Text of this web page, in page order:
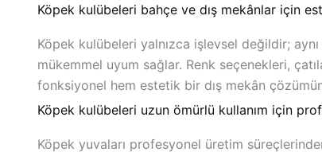
Köpek kulübeleri bahçe ve dış mekânlar için
Köpek kulübeleri yalnızca işlevsel değildir;
mükemmel uyum sağlar. Renk seçenekleri,
fonksiyonel hem estetik bir dış mekân
Köpek kulübeleri uzun ömürlü kullanım için
Köpek yuvaları profesyonel üretim